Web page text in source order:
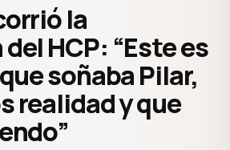
la
HCP: “Este es
soñaba Pilar,
realidad y que